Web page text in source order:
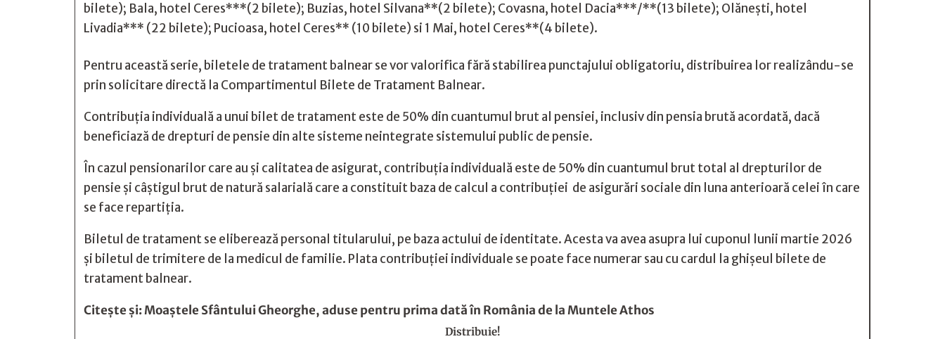
bilete); Bala, hotel Ceres***(2 bilete); Buzias, hotel Silvana**(2 bilete); Covasna, hotel Dacia***/**(13 bilete); Olănești, hotel
Livadia*** (22 bilete); Pucioasa, hotel Ceres** (10 bilete) si 1 Mai, hotel Ceres**(4 bilete).
Pentru această serie, biletele de tratament balnear se vor valorifica fără stabilirea punctajului obligatoriu, distribuirea lor realizându-se
prin solicitare directă la Compartimentul Bilete de Tratament Balnear.
Contribuția individuală a unui bilet de tratament este de 50% din cuantumul brut al pensiei, inclusiv din pensia brută acordată, dacă
beneficiază de drepturi de pensie din alte sisteme neintegrate sistemului public de pensie.
În cazul pensionarilor care au și calitatea de asigurat, contribuția individuală este de 50% din cuantumul brut total al drepturilor de
pensie și câștigul brut de natură salarială care a constituit baza de calcul a contribuției de asigurări sociale din luna anterioară celei în care
se face repartiția.
Biletul de tratament se eliberează personal titularului, pe baza actului de identitate. Acesta va avea asupra lui cuponul lunii martie 2026
și biletul de trimitere de la medicul de familie. Plata contribuției individuale se poate face numerar sau cu cardul la ghișeul bilete de
tratament balnear.
Citește și:Moaștele Sfântului Gheorghe, aduse pentru prima dată în România de la Muntele Athos
Distribuie!